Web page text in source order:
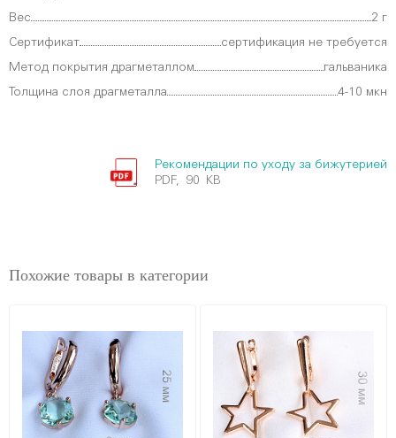
Вес 2 г
Сертификат сертификация не требуется
Метод покрытия драгметаллом гальваника
Толщина слоя драгметалла 4-10 мкн
Рекомендации по уходу за бижутерией
PDF, 90 KB
Похожие товары в категории